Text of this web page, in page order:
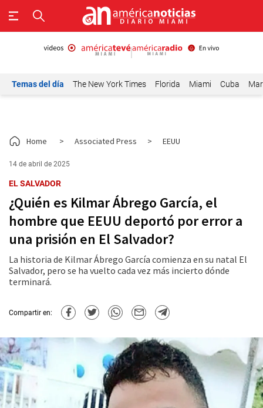
Temas del día The New York Times Florida Miami Cuba
Home > Associated Press > EEUU
14 de abril de 2025
EL SALVADOR
¿Quién es Kilmar Ábrego García, el
hombre que EEUU deportó por error a
una prisión en El Salvador?
La historia de Kilmar Ábrego García comienza en su natal El
Salvador, pero se ha vuelto cada vez más incierto dónde
terminará.
Compartir en: